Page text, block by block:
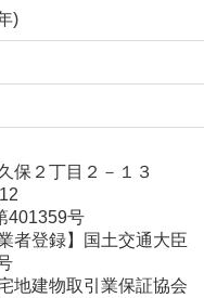
)
保２丁目２－１３
401359号
者登録】国土交通大臣
地建物取引業保証協会